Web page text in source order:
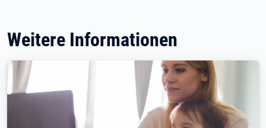
Weitere Informationen